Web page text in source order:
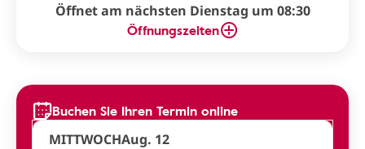
Öffnet am nächsten Dienstag um 08:30
Öffnungszeiten
Buchen Sie Ihren Termin online
MITTWOCHAug. 12